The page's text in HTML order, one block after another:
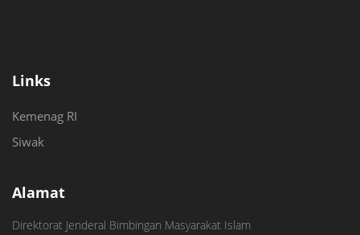
Links
Kemenag RI
Siwak
Alamat
Direktorat Jenderal Bimbingan Masyarakat Islam